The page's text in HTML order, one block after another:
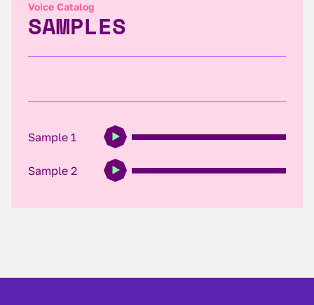
Voice Catalog
SAMPLES
Sample 1
Sample 2